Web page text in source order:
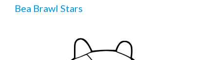
Bea Brawl Stars